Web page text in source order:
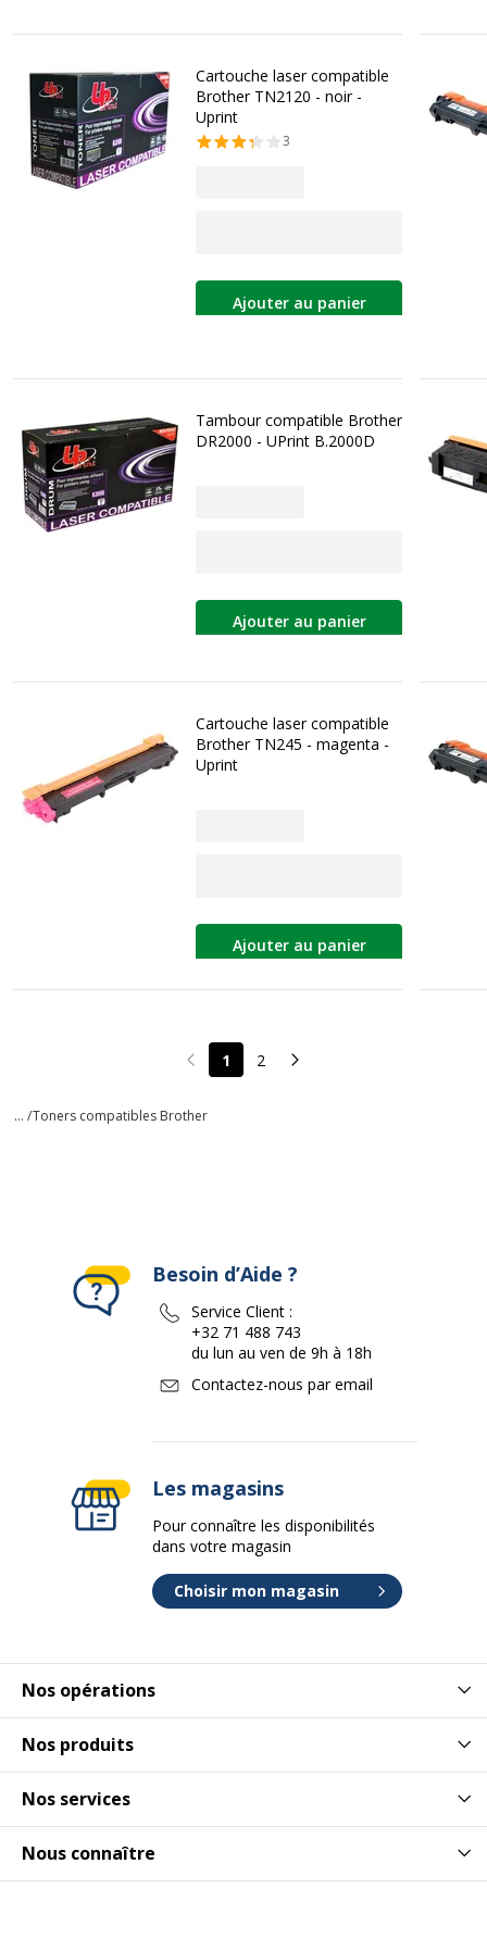
Cartouche laser compatible
Brother TN2120 - noir -
Uprint
3
Ajouter au panier
Tambour compatible Brother
DR2000 - UPrint B.2000D
Ajouter au panier
Cartouche laser compatible
Brother TN245 - magenta -
Uprint
Ajouter au panier
Page précédente
1 2 Page suivante
... /Toners compatibles Brother
Nos opérations
Nos produits
Nos services
Nous connaître
Besoin d’Aide ?
Service Client :
+32 71 488 743
du lun au ven de 9h à 18h
Contactez-nous par email
Les magasins
Pour connaître les disponibilités
dans votre magasin
Choisir mon magasin